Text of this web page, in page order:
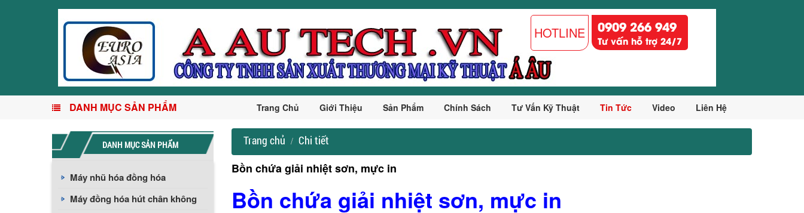
HOTLINE 0909 266 949
Tư vấn hỗ trợ 24/7
DANH MỤC SẢN PHẨM Trang Chủ Giới Thiệu Sản Phẩm Chính Sách Tư Vấn Kỹ Thuật Tin Tức Video Liên Hệ
DANH MỤC SẢN PHẨM
Máy nhũ hóa đồng hóa
Máy đồng hóa hút chân không
Trang chủ Chi tiết
Bồn chứa giải nhiệt sơn, mực in
Bồn chứa giải nhiệt sơn, mực in